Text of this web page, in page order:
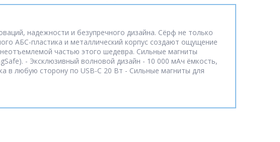
надежности и безупречного дизайна. Сёрф не только
АБС-пластика и металлический корпус создают ощущение
частью этого шедевра. Сильные магниты
- Эксклюзивный волновой дизайн - 10 000 мАч ёмкость,
в любую сторону по USB-C 20 Вт - Сильные магниты для